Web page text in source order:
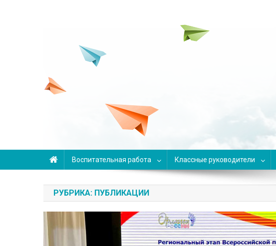
Воспитательная работа Классные руководители
РУБРИКА: ПУБЛИКАЦИИ